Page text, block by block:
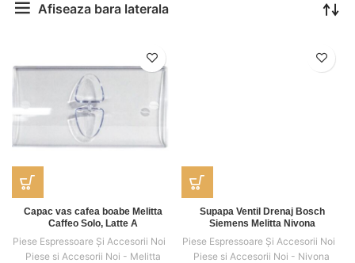
Afiseaza bara laterala
Capac vas cafea boabe Melitta
Caffeo Solo, Latte A
Piese Espressoare Și Accesorii Noi
Piese si Accesorii Noi - Melitta
Supapa Ventil Drenaj Bosch
Siemens Melitta Nivona
Piese Espressoare Și Accesorii Noi
Piese si Accesorii Noi - Nivona